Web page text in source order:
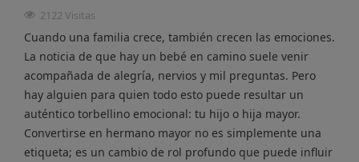
2122 Visitas
Cuando una familia crece, también crecen las emociones.
La noticia de que hay un bebé en camino suele venir
acompañada de alegría, nervios y mil preguntas. Pero
hay alguien para quien todo esto puede resultar un
auténtico torbellino emocional: tu hijo o hija mayor.
Convertirse en hermano mayor no es simplemente una
etiqueta; es un cambio de rol profundo que puede influir